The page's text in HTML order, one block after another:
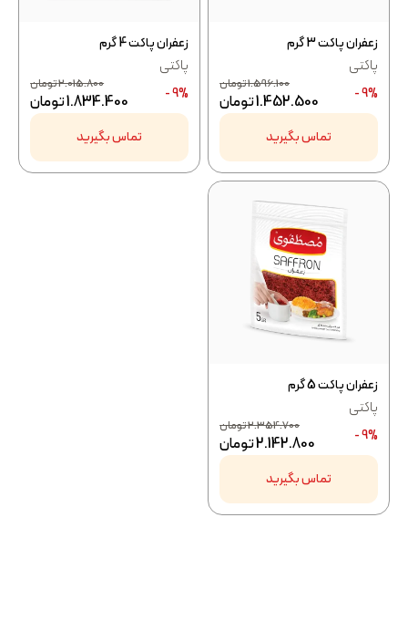
زعفران پاکت 3 گرم
پاکتی
9% -
1.596.100تومان
1.452.500تومان
تماس بگیرید
زعفران پاکت 4 گرم
پاکتی
9% -
2.015.800تومان
1.834.400تومان
تماس بگیرید
زعفران پاکت 5 گرم
پاکتی
9% -
2.354.700تومان
2.142.800تومان
تماس بگیرید